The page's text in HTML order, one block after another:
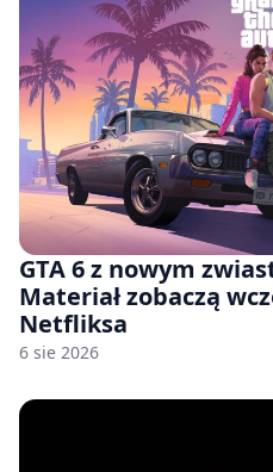
GTA 6 z nowym
Materiał zobaczą
Netfliksa
6 sie 2026